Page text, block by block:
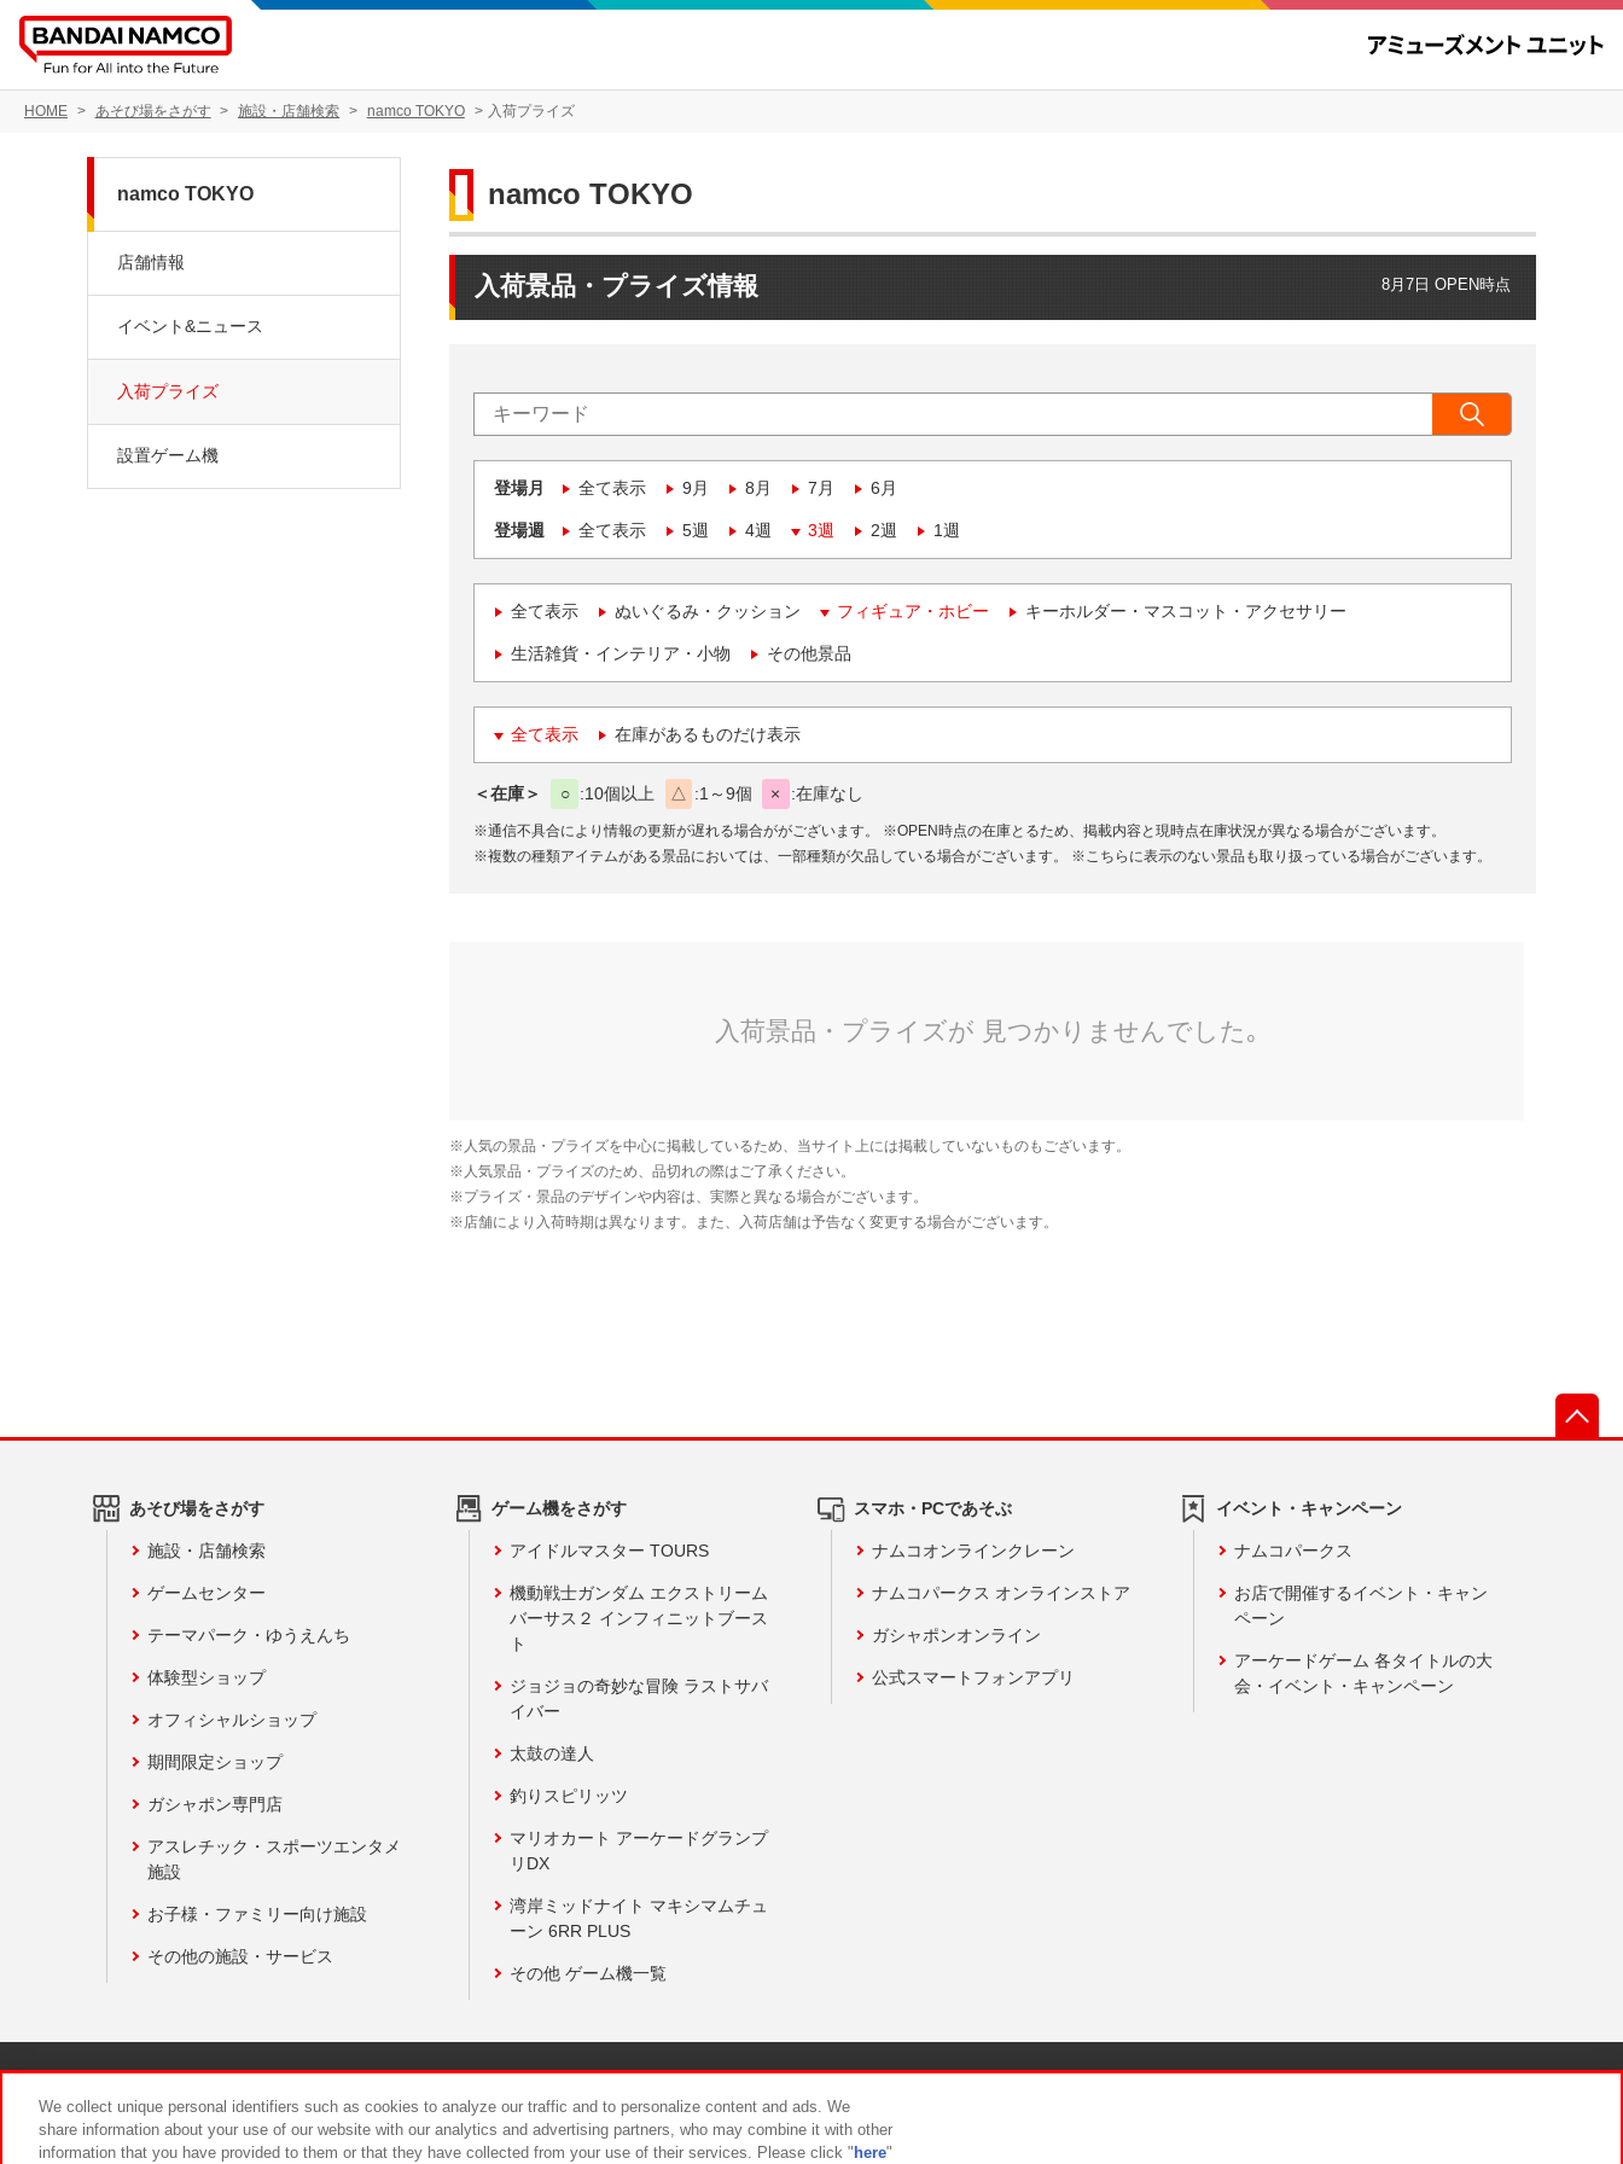
HOME あそび場をさがす 施設・店舗検索 namco TOKYO 入荷プライズ
namco TOKYO
入荷景品・プライズ情報 8月7日 OPEN時点
登場月 全て表示 9月 8月 7月 6月
登場週 全て表示 5週 4週 3週 2週 1週
全て表示 ぬいぐるみ・クッション フィギュア・ホビー キーホルダー・マスコット・アクセサリー
生活雑貨・インテリア・小物 その他景品
全て表示 在庫があるものだけ表示
＜在庫＞ ○ 10個以上 △ 1～9個 × 在庫なし
※通信不具合により情報の更新が遅れる場合ががございます。
※OPEN時点の在庫とるため、掲載内容と現時点在庫状況が異なる場合がございます。
※複数の種類アイテムがある景品においては、一部種類が欠品している場合がございます。
※こちらに表示のない景品も取り扱っている場合がございます。
namco TOKYO
店舗情報
イベント&ニュース
入荷プライズ
設置ゲーム機
あそび場をさがす
施設・店舗検索
ゲームセンター
テーマパーク・ゆうえんち
体験型ショップ
オフィシャルショップ
期間限定ショップ
ガシャポン専門店
アスレチック・スポーツエンタメ
施設
お子様・ファミリー向け施設
その他の施設・サービス
ゲーム機をさがす
アイドルマスター TOURS
機動戦士ガンダム エクストリーム
バーサス２ インフィニットブース
ト
ジョジョの奇妙な冒険 ラストサバ
イバー
太鼓の達人
釣りスピリッツ
マリオカート アーケードグランプ
リDX
湾岸ミッドナイト マキシマムチュ
ーン 6RR PLUS
その他 ゲーム機一覧
スマホ・PCであそぶ
ナムコオンラインクレーン
ナムコパークス オンラインストア
ガシャポンオンライン
公式スマートフォンアプリ
イベント・キャンペーン
ナムコパークス
お店で開催するイベント・キャン
ペーン
アーケードゲーム 各タイトルの大
会・イベント・キャンペーン
食品のご提供について カスタマーハラスメント対応方針
We collect unique personal identifiers such as cookies to analyze our traffic and to personalize content and ads. We
share information about your use of our website with our analytics and advertising partners, who may combine it with other
information that you have provided to them or that they have collected from your use of their services. Please click " here"